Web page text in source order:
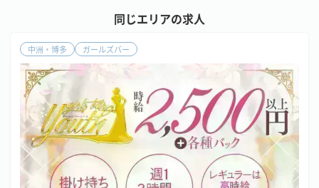
同じエリアの求人
中洲・博多 ガールズバー